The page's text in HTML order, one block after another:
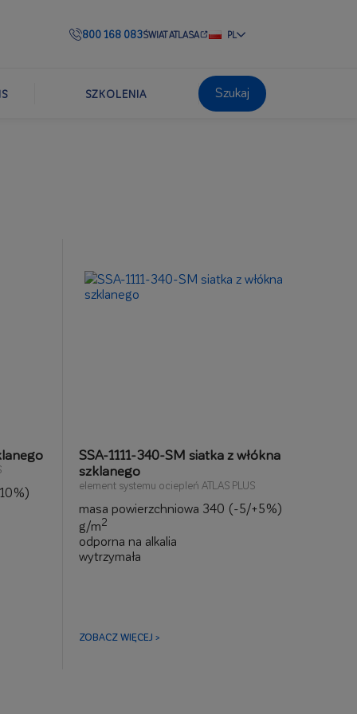
800 168 083ŚWIAT ATLASA PL
SZKOLENIA Szukaj
SSA-1111-340-SM siatka z włókna
szklanego
element systemu ociepleń ATLAS PLUS
masa powierzchniowa 340 (-5/+5%)
g/m2
odporna na alkalia
wytrzymała
ZOBACZ WIĘCEJ >